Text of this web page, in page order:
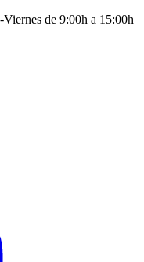
de 9:00h a 15:00h